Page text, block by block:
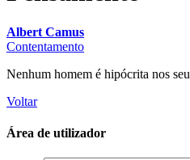
Albert Camus
Contentamento
Nenhum homem é hipócrita nos
Voltar
Área de utilizador